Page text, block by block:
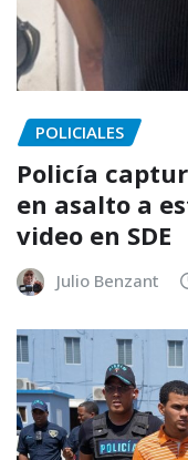
POLICIALES
Policía
en asalto a
video en SDE
Julio Benzant